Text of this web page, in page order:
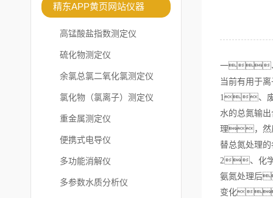
精东APP黄页网站仪器
高锰酸盐指数测定仪
硫化物测定仪
余氯总氯二氧化氯测定仪
氯化物（氯离子）测定仪
重金属测定仪
便携式电导仪
多功能消解仪
多参数水质分析仪
一
当前有用于
1、废
水的总氮输
理，然
替总氮处理
2、化学
氨氮处理后
变化